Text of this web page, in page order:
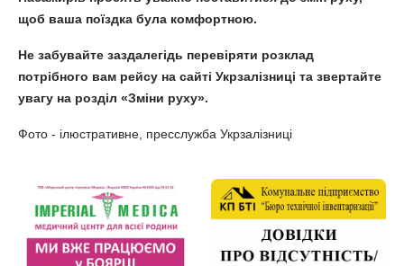
щоб ваша поїздка була комфортною.
Не забувайте заздалегідь перевіряти розклад
потрібного вам рейсу на сайті Укрзалізниці та звертайте
увагу на розділ «Зміни руху».
Фото - ілюстративне, пресслужба Укрзалізниці